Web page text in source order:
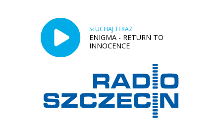
SŁUCHAJ TERAZ
ENIGMA - RETURN TO
INNOCENCE